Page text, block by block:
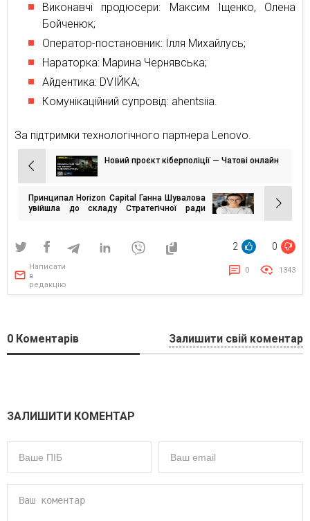
Виконавчі продюсери: Максим Іщенко, Олена
Бойченюк;
Оператор-постановник: Ілля Михайлусь;
Нараторка: Марина Чернявська;
Айдентика: DVIЙKA;
Комунікаційний супровід: ahentsiia.
За підтримки технологічного партнера Lenovo.
Навігація
записів
Новий проєкт кіберполіції — Чатові онлайн
Принципал Horizon Capital Ганна Шувалова
увійшла до складу Стратегічної ради
2 0
Написати
в
редакцію
0 1343
0 Коментарів Залишити свій коментар
ЗАЛИШИТИ КОМЕНТАР